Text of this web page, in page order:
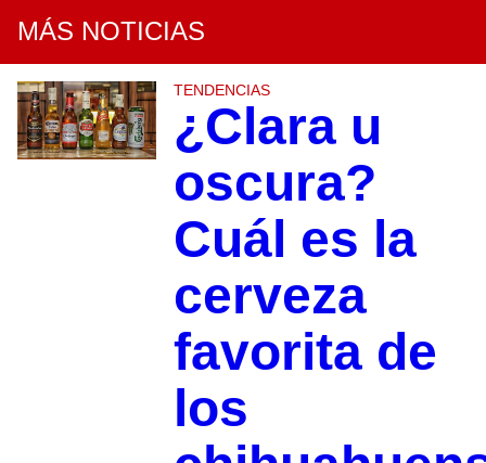
MÁS NOTICIAS
TENDENCIAS
¿Clara u
oscura?
Cuál es la
cerveza
favorita de
los